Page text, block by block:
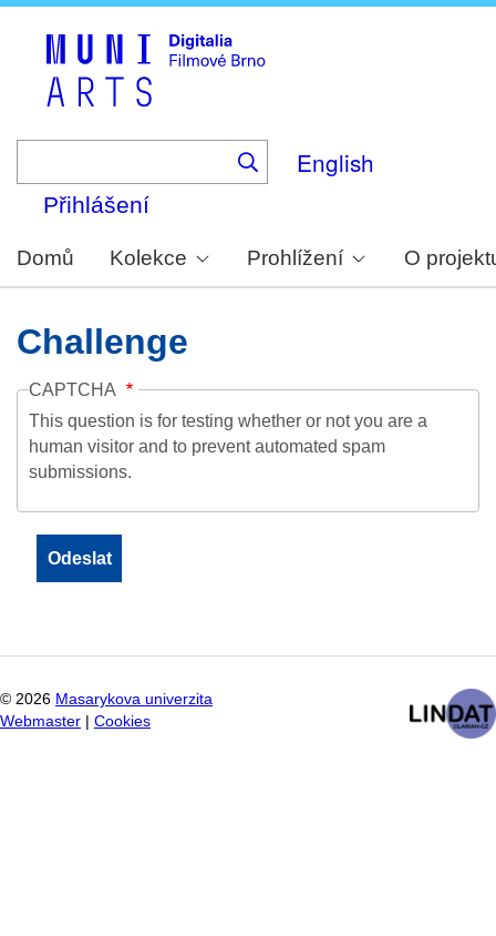
English
Přihlášení
Domů Kolekce Prohlížení O
Challenge
CAPTCHA
This question is for testing whether or not you are a
human visitor and to prevent automated spam
submissions.
© 2026 Masarykova univerzita
Webmaster
Cookies